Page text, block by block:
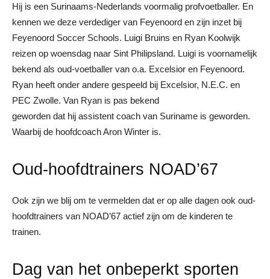
Hij is een Surinaams-Nederlands voormalig profvoetballer. En
kennen we deze verdediger van Feyenoord en zijn inzet bij
Feyenoord Soccer Schools. Luigi Bruins en Ryan Koolwijk
reizen op woensdag naar Sint Philipsland. Luigi is voornamelijk
bekend als oud-voetballer van o.a. Excelsior en Feyenoord.
Ryan heeft onder andere gespeeld bij Excelsior, N.E.C. en
PEC Zwolle. Van Ryan is pas bekend
geworden dat hij assistent coach van Suriname is geworden.
Waarbij de hoofdcoach Aron Winter is.
Oud-hoofdtrainers NOAD’67
Ook zijn we blij om te vermelden dat er op alle dagen ook oud-
hoofdtrainers van NOAD’67 actief zijn om de kinderen te
trainen.
Dag van het onbeperkt sporten